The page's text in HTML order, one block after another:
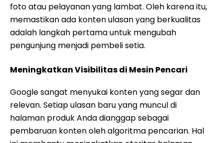
foto atau pelayanan yang lambat. Oleh karena itu,
memastikan ada konten ulasan yang berkualitas
adalah langkah pertama untuk mengubah
pengunjung menjadi pembeli setia.
Meningkatkan Visibilitas di Mesin Pencari
Google sangat menyukai konten yang segar dan
relevan. Setiap ulasan baru yang muncul di
halaman produk Anda dianggap sebagai
pembaruan konten oleh algoritma pencarian. Hal